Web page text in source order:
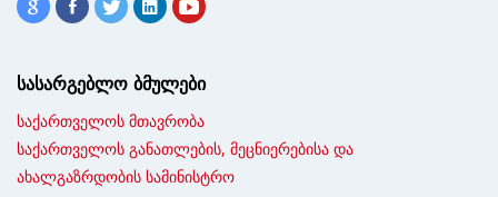
სასარგებლო ბმულები
საქართველოს მთავრობა
საქართველოს განათლების, მეცნიერებისა და
ახალგაზრდობის სამინისტრო